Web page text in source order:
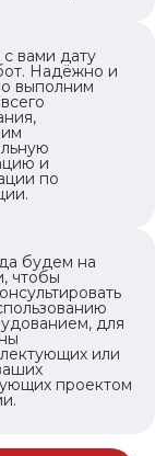
вами дату
Надёжно и
выполним
и
по
будем на
чтобы
для
или
проектом